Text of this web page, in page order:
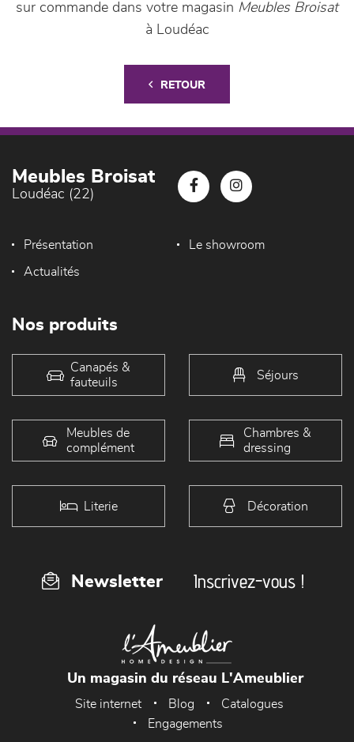
sur commande dans votre magasin Meubles Broisat
à Loudéac
RETOUR
Meubles Broisat
Loudéac (22)
Présentation Le showroom
Actualités
Nos produits
Canapés &
fauteuils
Séjours
Meubles de
complément
Chambres &
dressing
Literie Décoration
Newsletter Inscrivez-vous !
Un magasin du réseau L'Ameublier
Site internet Blog
Catalogues
Engagements